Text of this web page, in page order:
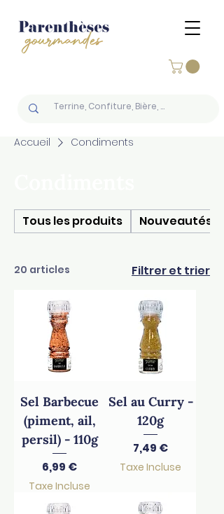
Accueil Condiments
Tous les produits Nouveautés
20 articles Filtrer et trier
Sel Barbecue
(piment, ail,
persil) - 110g
Prix
6,99 €
Taxe Incluse
Sel au Curry -
120g
Prix
7,49 €
Taxe Incluse